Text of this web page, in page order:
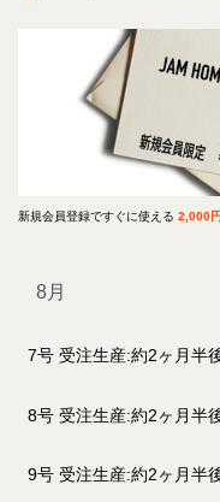
新規会員登録ですぐに使える 2,000
8月
7号 受注生産:約2ヶ月半
8号 受注生産:約2ヶ月半
9号 受注生産:約2ヶ月半